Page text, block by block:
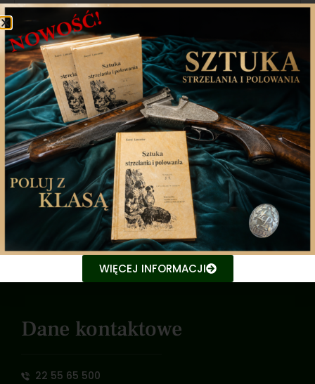
Spotkanie z delegacją Deutscher
Jagdverband
W dniach 22-23 października br. Łowczy Krajowy
Eugeniusz Grzeszczak spotkał
23 października 2024
Zarząd Główny
Polski Związek Łowiecki
Nowy Świat 35, 00-029 Warszawa
e-mail: pzlow@pzlow.pl
NIP: 526 030 04 63
Dane kontaktowe
22 55 65 500
WIĘCEJ INFORMACJI